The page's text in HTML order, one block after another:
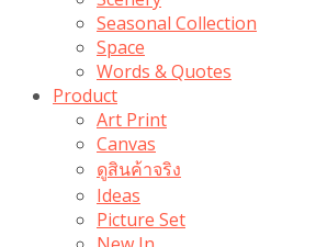
Seasonal Collection
Space
Words & Quotes
Product
Art Print
Canvas
ดูสินค้าจริง
Ideas
Picture Set